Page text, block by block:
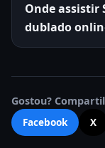
Onde assistir
dublado
Gostou?
Facebook
X